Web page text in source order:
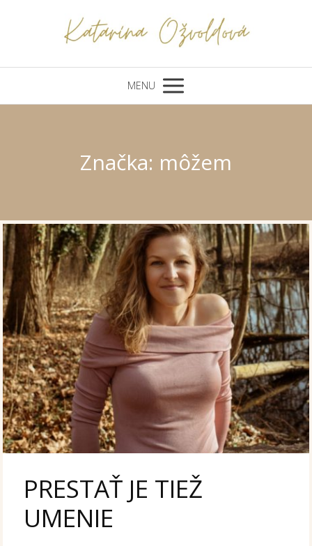
MENU
Značka: môžem
PRESTAŤ JE TIEŽ
UMENIE